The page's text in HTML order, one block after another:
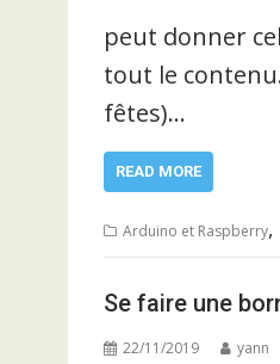
peut donner
tout le
fêtes)…
READ MORE
Arduino et Raspberry,
Se faire une
22/11/2019 yann